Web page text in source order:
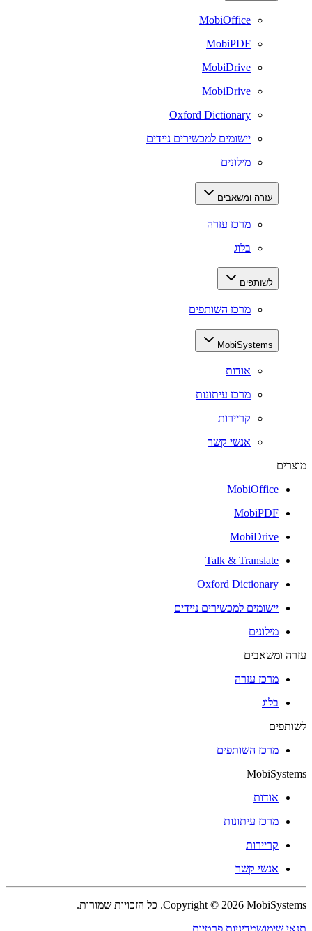
MobiOffice
MobiPDF
MobiDrive
MobiDrive
Oxford Dictionary
יישומים למכשירים ניידים
מילונים
עזרה ומשאבים
מרכז עזרה
בלוג
לשותפים
מרכז השותפים
MobiSystems
אודות
מרכז עיתונות
קריירות
אנשי קשר
מוצרים
MobiOffice
MobiPDF
MobiDrive
Talk & Translate
Oxford Dictionary
יישומים למכשירים ניידים
מילונים
עזרה ומשאבים
מרכז עזרה
בלוג
לשותפים
מרכז השותפים
MobiSystems
אודות
מרכז עיתונות
קריירות
אנשי קשר
Copyright © 2026 MobiSystems. כל הזכויות שמורות.